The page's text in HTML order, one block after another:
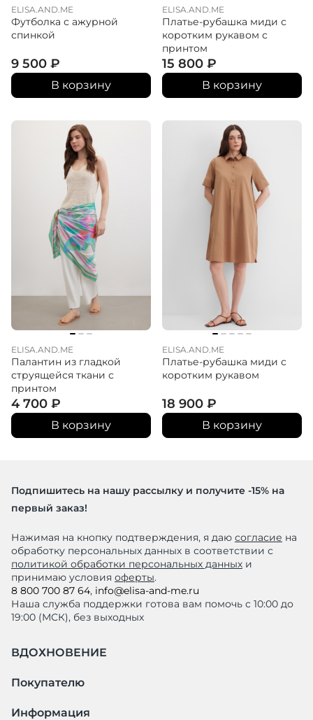
ELISA.AND.ME
Футболка с ажурной
спинкой
9 500 ₽
В корзину
ELISA.AND.ME
Платье-рубашка миди с
коротким рукавом с
принтом
15 800 ₽
В корзину
ELISA.AND.ME
Палантин из гладкой
струящейся ткани с
принтом
4 700 ₽
В корзину
ELISA.AND.ME
Платье-рубашка миди с
коротким рукавом
18 900 ₽
В корзину
Подпишитесь на нашу рассылку и получите -15% на
первый заказ!
Нажимая на кнопку подтверждения, я даю согласие на
обработку персональных данных в соответствии с
политикой обработки персональных данных и
принимаю условия оферты.
8 800 700 87 64, info@elisa-and-me.ru
Наша служба поддержки готова вам помочь с 10:00 до
19:00 (МСК), без выходных
ВДОХНОВЕНИЕ
Покупателю
Информация